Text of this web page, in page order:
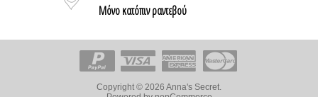
Μόνο κατόπιν ραντεβού
Copyright © 2026 Anna's Secret.